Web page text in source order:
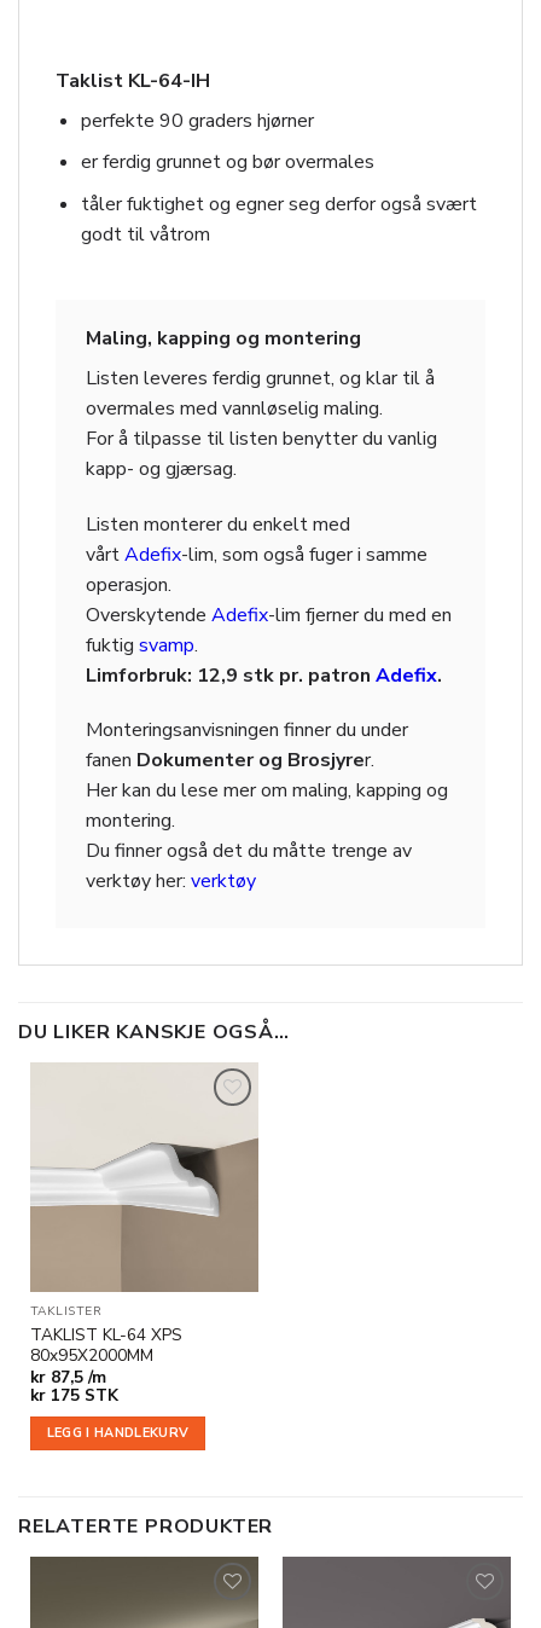
Taklist KL-64-IH
perfekte 90 graders hjørner
er ferdig grunnet og bør overmales
tåler fuktighet og egner seg derfor også svært
godt til våtrom
Maling, kapping og montering
Listen leveres ferdig grunnet, og klar til å
overmales med vannløselig maling.
For å tilpasse til listen benytter du vanlig
kapp- og gjærsag.
Listen monterer du enkelt med
vårtAdefix-lim, som også fuger i samme
operasjon.
Overskytende Adefix-lim fjerner du med en
fuktig svamp.
Limforbruk: 12,9 stk pr. patron Adefix.
Monteringsanvisningen finner du under
fanen Dokumenter og Brosjyrer.
Her kan du lese mer om maling, kapping og
montering.
Du finner også det du måtte trenge av
verktøy her: verktøy
DU LIKER KANSKJE OGSÅ…
Legg til
ønskeliste
TAKLISTER
TAKLIST KL-64 XPS
80x95X2000MM
kr87,5 /m
kr175 STK
LEGG I HANDLEKURV
RELATERTE PRODUKTER